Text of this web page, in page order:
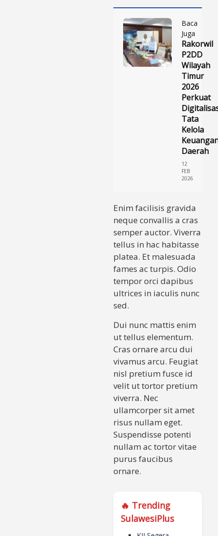
Baca
Juga
Rakorwil
P2DD
Wilayah
Timur
2026
Perkuat
Tata
Kelola
Daerah
12
FEB
2026
Enim facilisis gravida
neque convallis a cras
semper auctor. Viverra
tellus in hac habitasse
platea. Et malesuada
fames ac turpis. Odio
tempor orci dapibus
ultrices in iaculis nunc
sed.
Dui nunc mattis enim
ut tellus elementum.
Cras ornare arcu dui
vivamus arcu. Feugiat
nisl pretium fusce id
velit ut tortor pretium
viverra. Nec
ullamcorper sit amet
risus nullam eget.
Suspendisse potenti
nullam ac tortor vitae
purus faucibus
ornare.
🔥 Trending
SulawesiPlus